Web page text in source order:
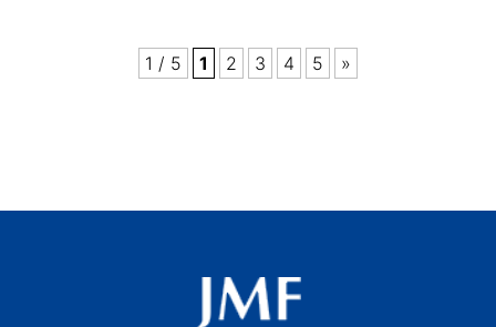
1 / 5 1 2 3 4 5 »